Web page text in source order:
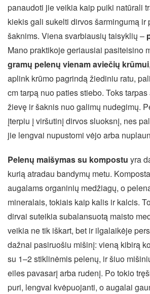
panaudoti jie veikia kaip puiki natūrali
kiekis gali sukelti dirvos šarmingumą ir
šaknims. Viena svarbiausių taisyklių –
Mano praktikoje geriausiai pasiteisino
gramų pelenų vienam aviečių krūmui
aplink krūmo pagrindą žiediniu ratu,
cm tarpą nuo paties stiebo. Toks
žievę ir šaknis nuo galimų nudegimų.
įterpiu į viršutinį dirvos sluoksnį, nes
jie lengvai nupustomi vėjo arba
Pelenų maišymas su kompostu yra
kurią atradau bandymų metu.
augalams organinių medžiagų, o
mineralais, tokiais kaip kalis ir kalcis.
dirvai suteikia subalansuotą maisto
veikia ne tik iškart, bet ir ilgalaikėje
dažnai pasiruošiu mišinį: vieną kibirą
su 1–2 stiklinėmis pelenų, ir šiuo
eiles pavasarį arba rudenį. Po tokio
puri, lengvai kvėpuojanti, o augalai